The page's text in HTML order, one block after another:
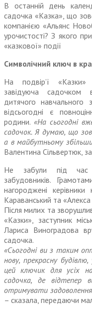
В останній день
садочка «Казка», що
компанією «Альянс
урочистості? З якого
«казкової» події
Символічний ключ в
На подвір’ї «Казки»
завідуюча садочком
дитячого навчального
відсьогодні є
родини. «На сьогодні
садочок. Я думаю, що
а в майбутньому
Валентина Сільвертюк,
Не забули під час
забудовників.
нагороджені
Караванський та
Після милих та
«Казки», заступник
Лариса Виноградова
садочка.
«Сьогодні ви з таким
нову, прекрасну
цей ключик для усіх
садочка, де відтепер
отримувати
– сказала, передаючи